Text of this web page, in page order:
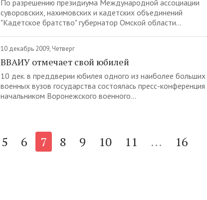
По разрешению президиума Международной ассоциации
суворовских, нахимовских и кадетских объединений
"Кадетское братство" губернатор Омской области...
10 декабрь 2009, Четверг
ВВАИУ отмечает свой юбилей
10 дек. в преддверии юбилея одного из наиболее больших
военных вузов государства состоялась пресс-конференция
начальником Воронежского военного...
5 6 7 8 9 10 11 ... 16